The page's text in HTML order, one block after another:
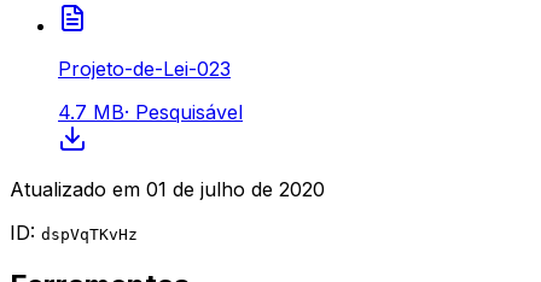
Projeto-de-Lei-023
4.7 MB· Pesquisável
Atualizado em 01 de julho de 2020
ID: dspVqTKvHz